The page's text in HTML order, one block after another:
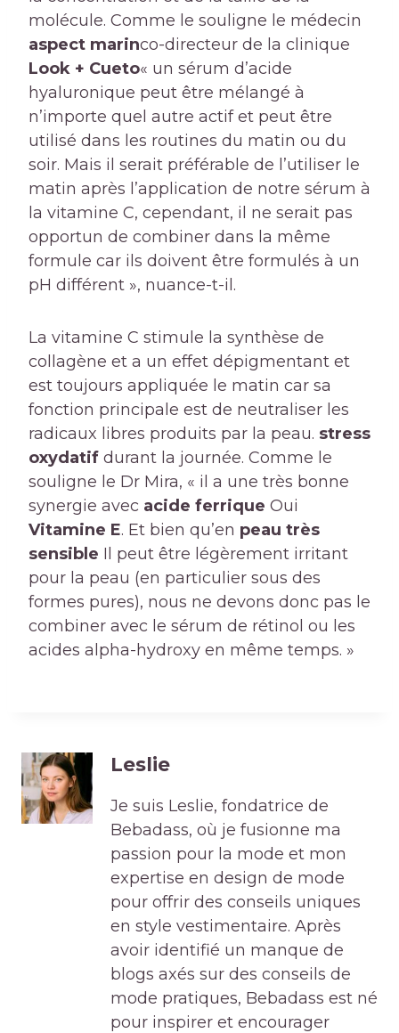
molécule. Comme le souligne le médecin
aspect marinco-directeur de la clinique
Look + Cueto« un sérum d’acide
hyaluronique peut être mélangé à
n’importe quel autre actif et peut être
utilisé dans les routines du matin ou du
soir. Mais il serait préférable de l’utiliser le
matin après l’application de notre sérum à
la vitamine C, cependant, il ne serait pas
opportun de combiner dans la même
formule car ils doivent être formulés à un
pH différent », nuance-t-il.
La vitamine C stimule la synthèse de
collagène et a un effet dépigmentant et
est toujours appliquée le matin car sa
fonction principale est de neutraliser les
radicaux libres produits par la peau. stress
oxydatif durant la journée. Comme le
souligne le Dr Mira, « il a une très bonne
synergie avec acide ferrique Oui
Vitamine E. Et bien qu’en peau très
sensible Il peut être légèrement irritant
pour la peau (en particulier sous des
formes pures), nous ne devons donc pas le
combiner avec le sérum de rétinol ou les
acides alpha-hydroxy en même temps. »
Leslie
Je suis Leslie, fondatrice de
Bebadass, où je fusionne ma
passion pour la mode et mon
expertise en design de mode
pour offrir des conseils uniques
en style vestimentaire. Après
avoir identifié un manque de
blogs axés sur des conseils de
mode pratiques, Bebadass est né
pour inspirer et encourager